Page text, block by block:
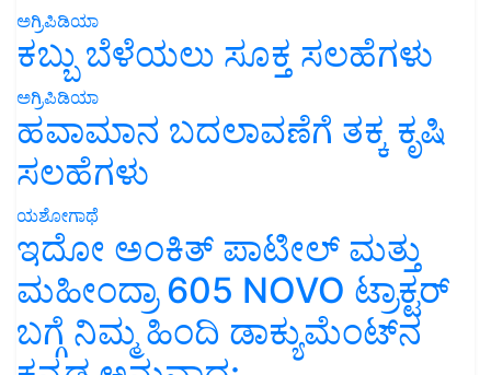
ಅಗ್ರಿಪಿಡಿಯಾ
ಕಬ್ಬು ಬೆಳೆಯಲು ಸೂಕ್ತ ಸಲಹೆಗಳು
ಅಗ್ರಿಪಿಡಿಯಾ
ಹವಾಮಾನ ಬದಲಾವಣೆಗೆ ತಕ್ಕ ಕೃಷಿ
ಸಲಹೆಗಳು
ಯಶೋಗಾಥೆ
ಇದೋ ಅಂಕಿತ್ ಪಾಟೀಲ್ ಮತ್ತು
ಮಹೀಂದ್ರಾ 605 NOVO ಟ್ರಾಕ್ಟರ್
ಬಗ್ಗೆ ನಿಮ್ಮ ಹಿಂದಿ ಡಾಕ್ಯುಮೆಂಟ್‌ನ